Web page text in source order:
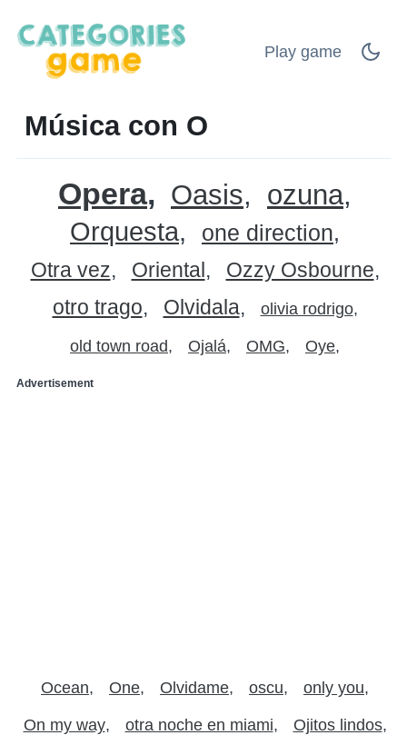
Play game
Música con O
Opera Oasis ozuna
Orquesta one direction
Otra vez Oriental
Ozzy Osbourne
otro trago
Olvidala olivia rodrigo
old town road Ojalá OMG Oye
Advertisement
Ocean One Olvidame oscu only you
On my way otra noche en miami Ojitos lindos